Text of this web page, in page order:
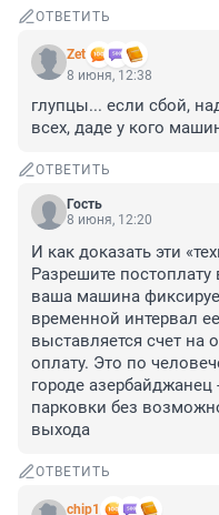
ОТВЕТИТЬ
Zet
8 июня, 12:38
глупцы... если сбой,
всех, даде у кого
ОТВЕТИТЬ
Гость
8 июня, 12:20
И как доказать эти
Разрешите постоплату
ваша машина
временной интервал
выставляется счет на
оплату. Это по
городе
парковки без
выхода
ОТВЕТИТЬ
chip1